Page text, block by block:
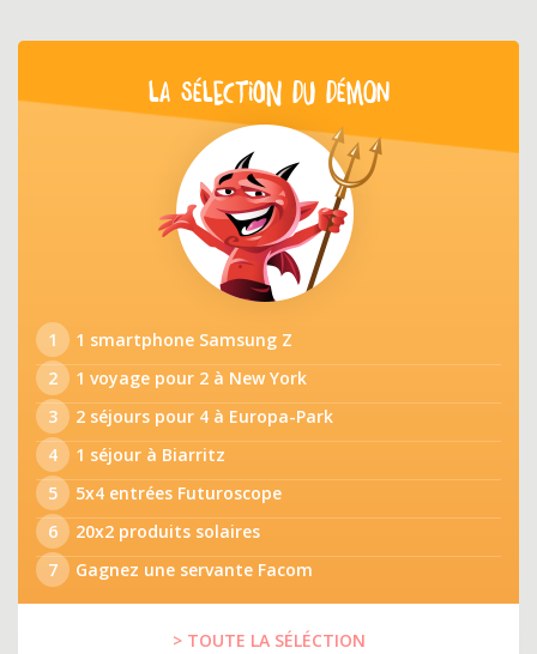
LA SÉLECTION DU DÉMON
1
1 smartphone Samsung Z
2
1 voyage pour 2 à New York
3
2 séjours pour 4 à Europa-Park
4
1 séjour à Biarritz
5
5x4 entrées Futuroscope
6
20x2 produits solaires
7
Gagnez une servante Facom
> TOUTE LA SÉLÉCTION